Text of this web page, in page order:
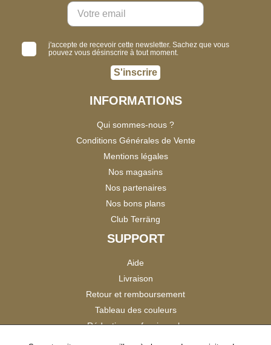
j'accepte de recevoir cette newsletter. Sachez que vous
pouvez vous désinscrire à tout moment.
S'inscrire
INFORMATIONS
Qui sommes-nous ?
Conditions Générales de Vente
Mentions légales
Nos magasins
Nos partenaires
Nos bons plans
Club Terräng
SUPPORT
Aide
Livraison
Retour et remboursement
Tableau des couleurs
Réduction professionnels